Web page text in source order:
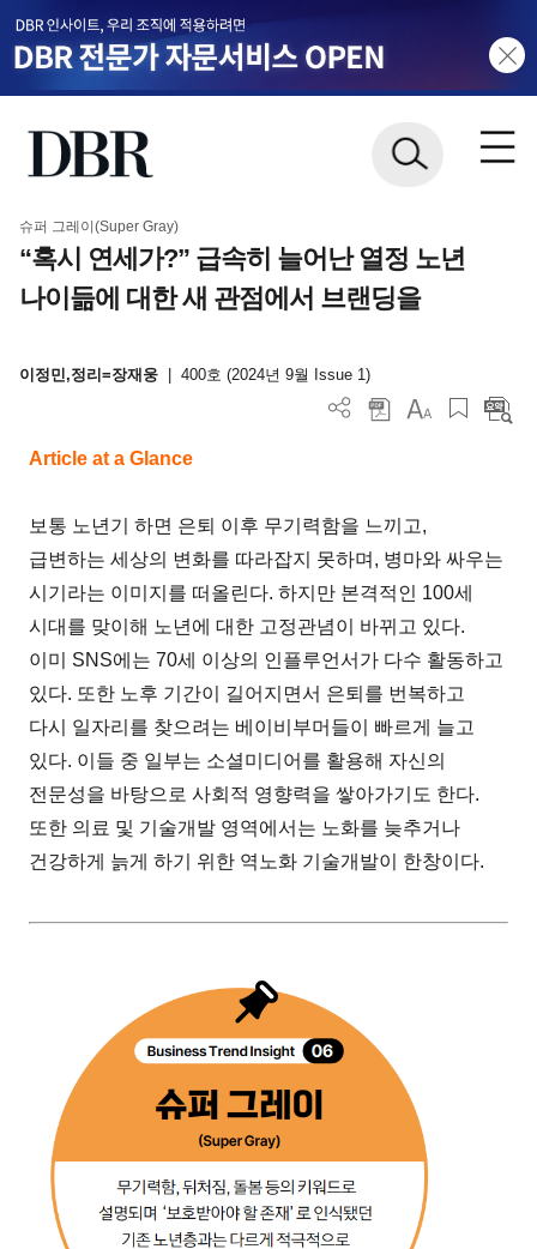
슈퍼 그레이(Super Gray)
“혹시 연세가?” 급속히 늘어난 열정 노년
나이듦에 대한 새 관점에서 브랜딩을
이정민,정리=장재웅 400호 (2024년 9월 Issue 1)
Article at a Glance
보통 노년기 하면 은퇴 이후 무기력함을 느끼고,
급변하는 세상의 변화를 따라잡지 못하며, 병마와 싸우는
시기라는 이미지를 떠올린다. 하지만 본격적인 100세
시대를 맞이해 노년에 대한 고정관념이 바뀌고 있다.
이미 SNS에는 70세 이상의 인플루언서가 다수 활동하고
있다. 또한 노후 기간이 길어지면서 은퇴를 번복하고
다시 일자리를 찾으려는 베이비부머들이 빠르게 늘고
있다. 이들 중 일부는 소셜미디어를 활용해 자신의
전문성을 바탕으로 사회적 영향력을 쌓아가기도 한다.
또한 의료 및 기술개발 영역에서는 노화를 늦추거나
건강하게 늙게 하기 위한 역노화 기술개발이 한창이다.